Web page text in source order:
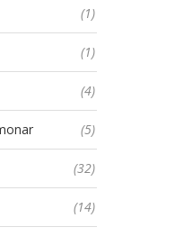
(1)
(1)
(4)
(5)
(32)
(14)